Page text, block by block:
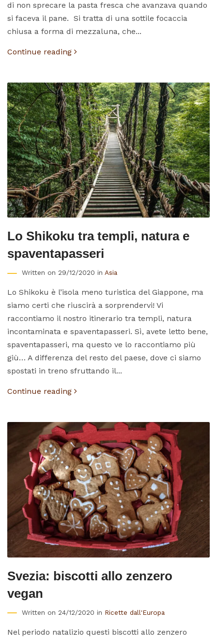
di non sprecare la pasta fresca che avanzava quando
si faceva il pane. Si tratta di una sottile focaccia
chiusa a forma di mezzaluna, che...
Continue reading
Lo Shikoku tra templi, natura e
spaventapasseri
Written on 29/12/2020 in Asia
Lo Shikoku è l’isola meno turistica del Giappone, ma
siamo certi che riuscirà a sorprendervi! Vi
raccontiamo il nostro itinerario tra templi, natura
incontaminata e spaventapasseri. Sì, avete letto bene,
spaventapasseri, ma questo ve lo raccontiamo più
giù… A differenza del resto del paese, dove ci siamo
spostati in treno sfruttando il...
Continue reading
Svezia: biscotti allo zenzero
vegan
Written on 24/12/2020 in Ricette dall'Europa
Nel periodo natalizio questi biscotti allo zenzero